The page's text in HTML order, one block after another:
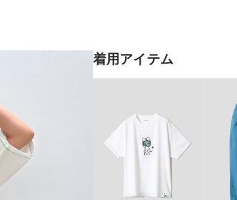
着用アイテム